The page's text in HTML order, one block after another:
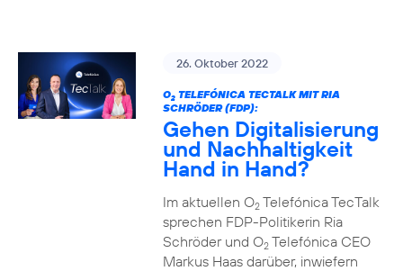
26. Oktober 2022
O2TELEFÓNICA TECTALK MIT RIA
SCHRÖDER (FDP):
Gehen Digitalisierung
und Nachhaltigkeit
Hand in Hand?
Im aktuellen O2Telefónica TecTalk
sprechen FDP-Politikerin Ria
Schröder und O2Telefónica CEO
Markus Haas darüber, inwiefern